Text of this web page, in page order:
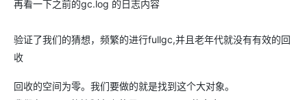
再看一下之前的gc.log 的日志内容
验证了我们的猜想，频繁的进行fullgc,并且老年代就没有有效的回
收
回收的空间为零。我们要做的就是找到这个大对象。